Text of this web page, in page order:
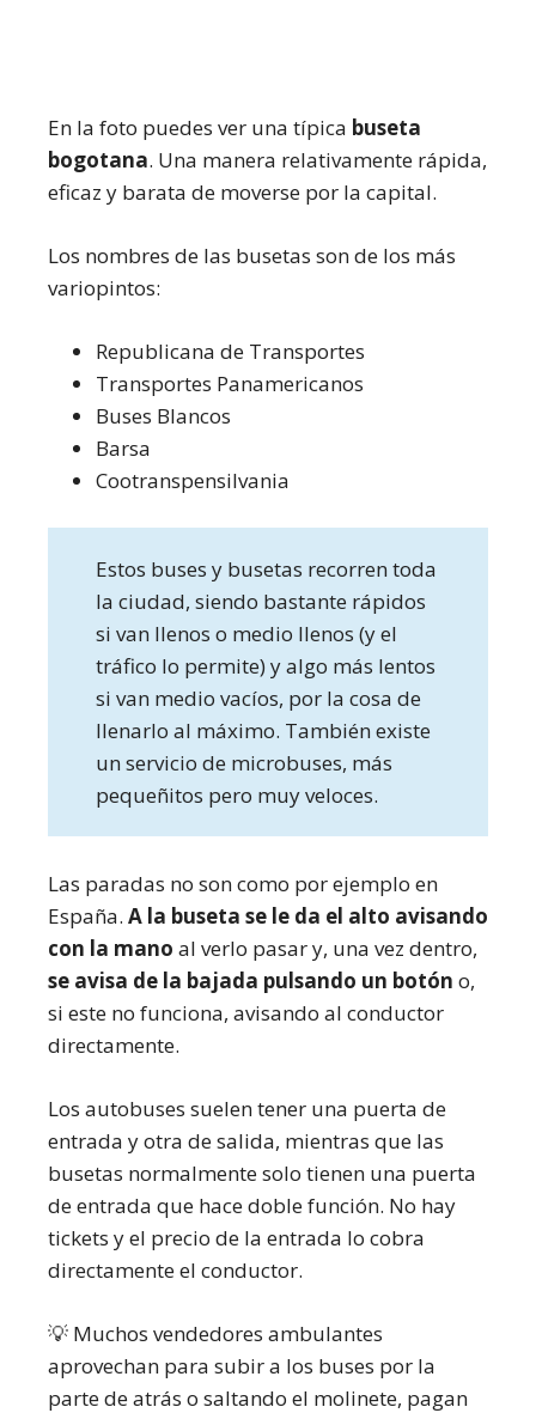
En la foto puedes ver una típica buseta
bogotana. Una manera relativamente rápida,
eficaz y barata de moverse por la capital.
Los nombres de las busetas son de los más
variopintos:
Republicana de Transportes
Transportes Panamericanos
Buses Blancos
Barsa
Cootranspensilvania
Estos buses y busetas recorren toda
la ciudad, siendo bastante rápidos
si van llenos o medio llenos (y el
tráfico lo permite) y algo más lentos
si van medio vacíos, por la cosa de
llenarlo al máximo. También existe
un servicio de microbuses, más
pequeñitos pero muy veloces.
Las paradas no son como por ejemplo en
España. A la buseta se le da el alto avisando
con la mano al verlo pasar y, una vez dentro,
se avisa de la bajada pulsando un botón o,
si este no funciona, avisando al conductor
directamente.
Los autobuses suelen tener una puerta de
entrada y otra de salida, mientras que las
busetas normalmente solo tienen una puerta
de entrada que hace doble función. No hay
tickets y el precio de la entrada lo cobra
directamente el conductor.
💡 Muchos vendedores ambulantes
aprovechan para subir a los buses por la
parte de atrás o saltando el molinete, pagan